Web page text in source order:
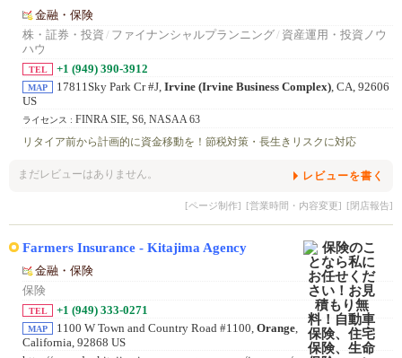
金融・保険
株・証券・投資 / ファイナンシャルプランニング/ 資産運用・投資ノウ
ハウ
TEL +1 (949) 390-3912
MAP 17811Sky Park Cr #J, Irvine (Irvine Business Complex), CA, 92606
US
ライセンス : FINRA SIE, S6, NASAA 63
リタイア前から計画的に資金移動を！節税対策・長生きリスクに対応
まだレビューはありません。 レビューを書く
[ページ制作] [営業時間・内容変更] [閉店報告]
Farmers Insurance - Kitajima Agency
金融・保険
保険
TEL +1 (949) 333-0271
MAP 1100 W Town and Country Road #1100, Orange,
California, 92868 US